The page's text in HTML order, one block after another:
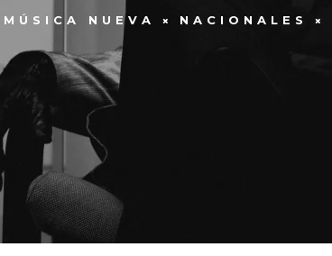
MÚSICA NUEVA NACIONALES